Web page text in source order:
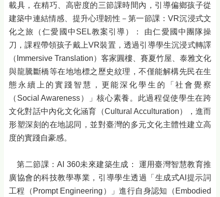
載具，在精巧、高密度的三節課時間內，引導偏鄉孩子從
建築中連結情感、提升心理韌性－第一節課：VR沉浸式文
化之旅（仁愛國中SEL教案引導）： 由仁愛國中團隊操
刀，課程帶領孩子戴上VR裝置，透過引導學生沉浸式轉譯
（Immersive Translation）客家圓樓、賽夏竹屋、泰雅文化
與龍騰斷橋等在地地標之歷史紋理，不僅能解構先民在生
態永續上的實踐智慧，更能深化學生的「社會覺察
（Social Awareness）」核心素養。此過程促使學生在跨
文化對話中內化文化涵育（Cultural Acculturation），進而
形塑深刻的在地認同，並對臺灣的多元文化主體性建立高
度的實踐自豪感。
第二節課：AI 360未來建築生成： 運用臺灣智慧教育推
廣協會的科技教學專業，引導學生透過「生成式AI提示詞
工程（Prompt Engineering）」進行自身認知（Embodied